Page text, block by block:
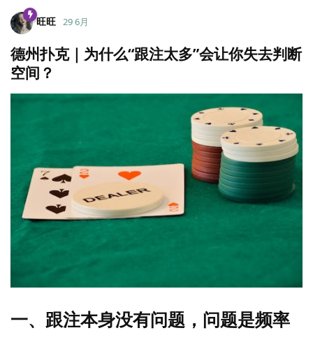
旺旺 29 6月
德州扑克｜为什么“跟注太多”会让你失去判断
空间？
一、跟注本身没有问题，问题是频率